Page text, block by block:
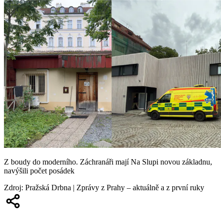
Z boudy do moderního. Záchranáři mají Na Slupi novou základnu,
navýšili počet posádek
Zdroj: Pražská Drbna | Zprávy z Prahy – aktuálně a z první ruky